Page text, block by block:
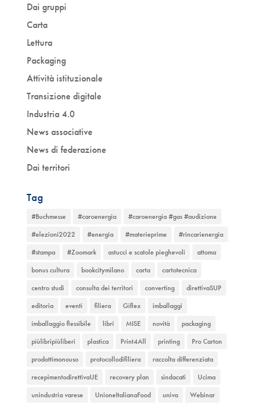
Dai gruppi
Carta
Lettura
Packaging
Attività istituzionale
Transizione digitale
Industria 4.0
News associative
News di federazione
Dai territori
Tag
#Buchmesse #caroenergia
#caroenergia #gas #audizione
#elezioni2022
#energia #materieprime
#rincarienergia
#stampa
#Zoomark astucci e scatole pieghevoli
attoma
bonus cultura
bookcitymilano carta
cartotecnica
centro studi
consulta dei territori converting
direttivaSUP
editoria
eventi filiera Giflex
imballaggi
imballaggio flessibile
libri MISE novità
packaging
piùlibripiùliberi
plastica Print4All printing
Pro Carton
prodottimonouso
protocollodifiliera
raccolta differenziata
recepimentodirettivaUE
recovery plan sindacati
Ucima
unindustria varese
UnioneItalianaFood univa Webinar